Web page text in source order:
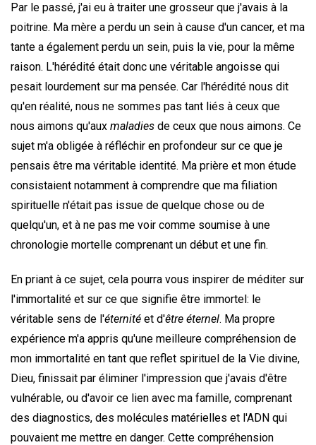
Par le passé, j'ai eu à traiter une grosseur que j'avais à la
poitrine. Ma mère a perdu un sein à cause d'un cancer, et ma
tante a également perdu un sein, puis la vie, pour la même
raison. L'hérédité était donc une véritable angoisse qui
pesait lourdement sur ma pensée. Car l'hérédité nous dit
qu'en réalité, nous ne sommes pas tant liés à ceux que
nous aimons qu'aux maladies de ceux que nous aimons. Ce
sujet m'a obligée à réfléchir en profondeur sur ce que je
pensais être ma véritable identité. Ma prière et mon étude
consistaient notamment à comprendre que ma filiation
spirituelle n'était pas issue de quelque chose ou de
quelqu'un, et à ne pas me voir comme soumise à une
chronologie mortelle comprenant un début et une fin.
En priant à ce sujet, cela pourra vous inspirer de méditer sur
l'immortalité et sur ce que signifie être immortel: le
véritable sens de l'éternité et d'être éternel. Ma propre
expérience m'a appris qu'une meilleure compréhension de
mon immortalité en tant que reflet spirituel de la Vie divine,
Dieu, finissait par éliminer l'impression que j'avais d'être
vulnérable, ou d'avoir ce lien avec ma famille, comprenant
des diagnostics, des molécules matérielles et l'ADN qui
pouvaient me mettre en danger. Cette compréhension